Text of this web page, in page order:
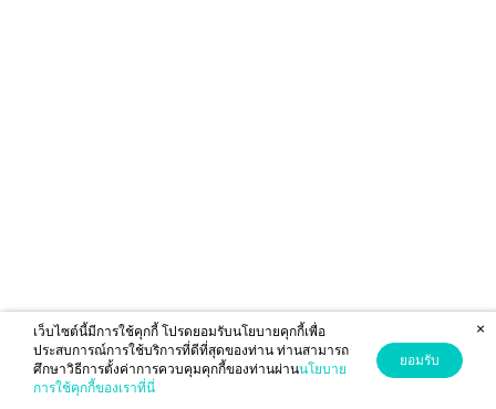
เว็บไซต์นี้มีการใช้คุกกี้ โปรดยอมรับนโยบายคุกกี้เพื่อ
ประสบการณ์การใช้บริการที่ดีที่สุดของท่าน ท่านสามารถ
ศึกษาวิธีการตั้งค่าการควบคุมคุกกี้ของท่านผ่านนโยบาย
การใช้คุกกี้ของเราที่นี่
ยอมรับ
×